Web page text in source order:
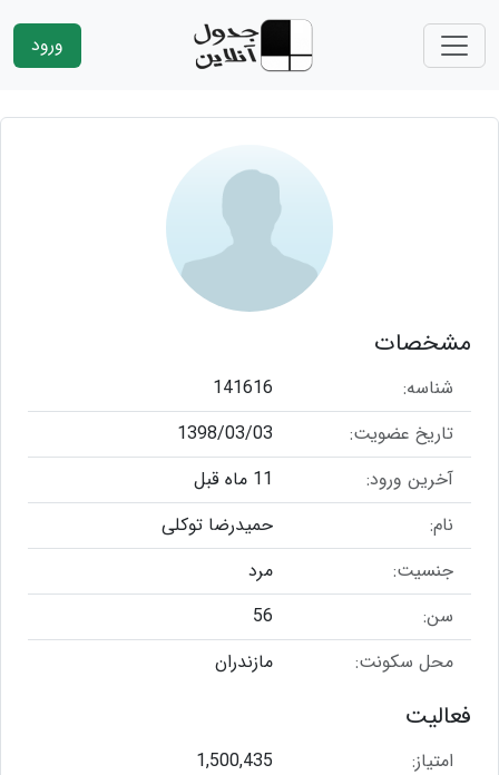
ورود
مشخصات
شناسه:
141616
تاریخ عضویت:
1398/03/03
آخرین ورود:
11 ماه قبل
نام:
حمیدرضا توکلی
جنسیت:
مرد
سن:
56
محل سکونت:
مازندران
فعالیت
امتیاز:
1,500,435